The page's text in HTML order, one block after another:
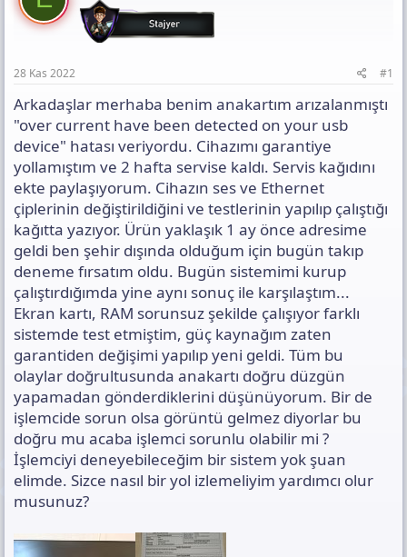
t
a
i
h
ı
ı
K
o
p
y
a
a
28 Kas 2022 #1
Arkadaşlar merhaba benim anakartım arızalanmıştı
"over current have been detected on your usb
device" hatası veriyordu. Cihazımı garantiye
yollamıştım ve 2 hafta servise kaldı. Servis kağıdını
ekte paylaşıyorum. Cihazın ses ve Ethernet
çiplerinin değiştirildiğini ve testlerinin yapılıp çalıştığı
kağıtta yazıyor. Ürün yaklaşık 1 ay önce adresime
geldi ben şehir dışında olduğum için bugün takıp
deneme fırsatım oldu. Bugün sistemimi kurup
çalıştırdığımda yine aynı sonuç ile karşılaştım...
Ekran kartı, RAM sorunsuz şekilde çalışıyor farklı
sistemde test etmiştim, güç kaynağım zaten
garantiden değişimi yapılıp yeni geldi. Tüm bu
olaylar doğrultusunda anakartı doğru düzgün
yapamadan gönderdiklerini düşünüyorum. Bir de
işlemcide sorun olsa görüntü gelmez diyorlar bu
doğru mu acaba işlemci sorunlu olabilir mi ?
İşlemciyi deneyebileceğim bir sistem yok şuan
elimde. Sizce nasıl bir yol izlemeliyim yardımcı olur
musunuz?